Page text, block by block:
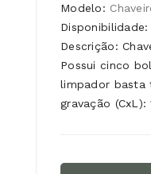
Modelo:
Disponibilidade:
Descrição:
Possui cinco
limpador basta
gravação